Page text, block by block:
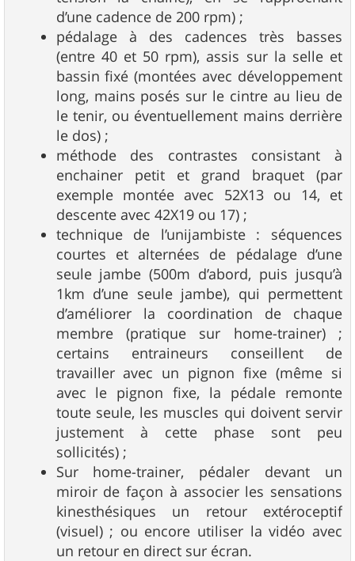
d’une cadence de 200 rpm) ;
pédalage à des cadences très basses
(entre 40 et 50 rpm), assis sur la selle et
bassin fixé (montées avec développement
long, mains posés sur le cintre au lieu de
le tenir, ou éventuellement mains derrière
le dos) ;
méthode des contrastes consistant à
enchainer petit et grand braquet (par
exemple montée avec 52X13 ou 14, et
descente avec 42X19 ou 17) ;
technique de l’unijambiste : séquences
courtes et alternées de pédalage d’une
seule jambe (500m d’abord, puis jusqu’à
1km d’une seule jambe), qui permettent
d’améliorer la coordination de chaque
membre (pratique sur home-trainer) ;
certains entraineurs conseillent de
travailler avec un pignon fixe (même si
avec le pignon fixe, la pédale remonte
toute seule, les muscles qui doivent servir
justement à cette phase sont peu
sollicités) ;
Sur home-trainer, pédaler devant un
miroir de façon à associer les sensations
kinesthésiques un retour extéroceptif
(visuel) ; ou encore utiliser la vidéo avec
un retour en direct sur écran.